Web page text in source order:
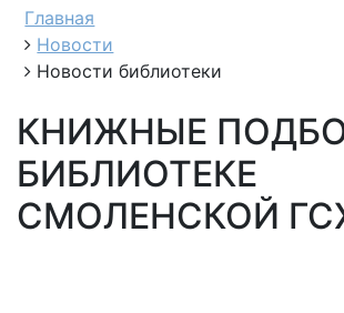
Главная
Новости
Новости библиотеки
КНИЖНЫЕ
БИБЛИОТЕКЕ
СМОЛЕНСКОЙ